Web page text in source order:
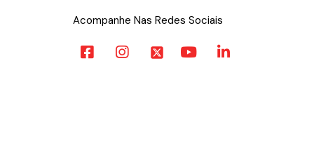
Acompanhe Nas Redes Sociais